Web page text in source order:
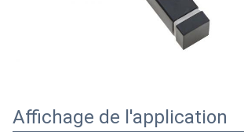
Affichage de l'application